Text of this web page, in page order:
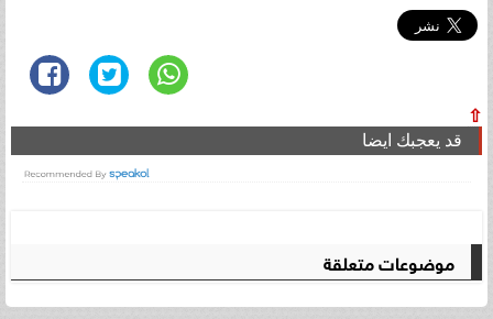
⇧
قد يعجبك ايضا
موضوعات متعلقة